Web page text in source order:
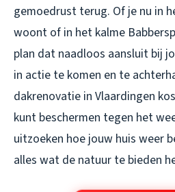
gemoedrust terug. Of je nu in
woont of in het kalme
plan dat naadloos aansluit bij
in actie te komen en te
dakrenovatie in Vlaardingen
kunt beschermen tegen het
uitzoeken hoe jouw huis weer
alles wat de natuur te bieden